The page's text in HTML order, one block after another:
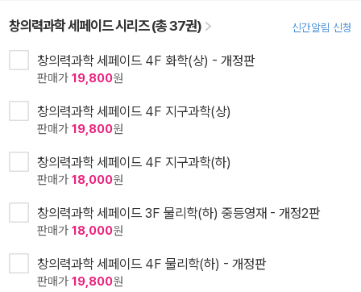
창의력과학 세페이드 시리즈 (총 37권) 신간알림 신청
창의력과학 세페이드 4F 화학(상) - 개정판
판매가 19,800원
창의력과학 세페이드 4F 지구과학(상)
판매가 19,800원
창의력과학 세페이드 4F 지구과학(하)
판매가 18,000원
창의력과학 세페이드 3F 물리학(하) 중등영재 - 개정2판
판매가 18,000원
창의력과학 세페이드 4F 물리학(하) - 개정판
판매가 19,800원